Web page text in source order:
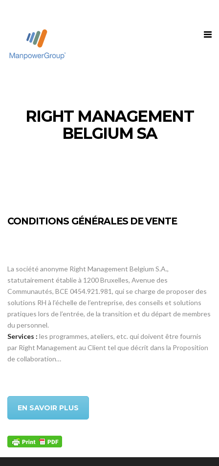
RIGHT MANAGEMENT
BELGIUM SA
CONDITIONS GÉNÉRALES DE VENTE
La société anonyme Right Management Belgium S.A.,
statutairement établie à 1200 Bruxelles, Avenue des
Communautés, BCE 0454.921.981, qui se charge de proposer des
solutions RH à l’échelle de l’entreprise, des conseils et solutions
pratiques lors de l’entrée, de la transition et du départ de membres
du personnel.
Services : les programmes, ateliers, etc. qui doivent être fournis
par Right Management au Client tel que décrit dans la Proposition
de collaboration…
EN SAVOIR PLUS